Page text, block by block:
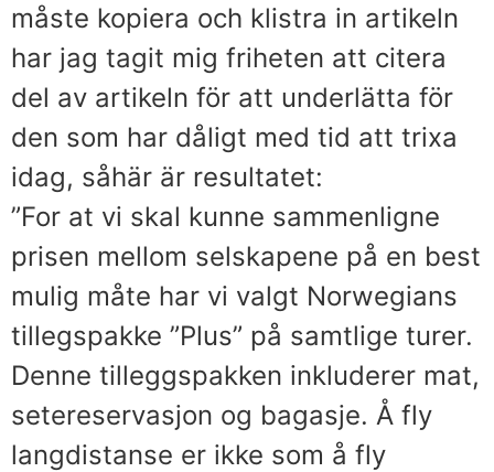
måste kopiera och klistra in artikeln
har jag tagit mig friheten att citera
del av artikeln för att underlätta för
den som har dåligt med tid att trixa
idag, såhär är resultatet:
”For at vi skal kunne sammenligne
prisen mellom selskapene på en best
mulig måte har vi valgt Norwegians
tillegspakke ”Plus” på samtlige turer.
Denne tilleggspakken inkluderer mat,
setereservasjon og bagasje. Å fly
langdistanse er ikke som å fly